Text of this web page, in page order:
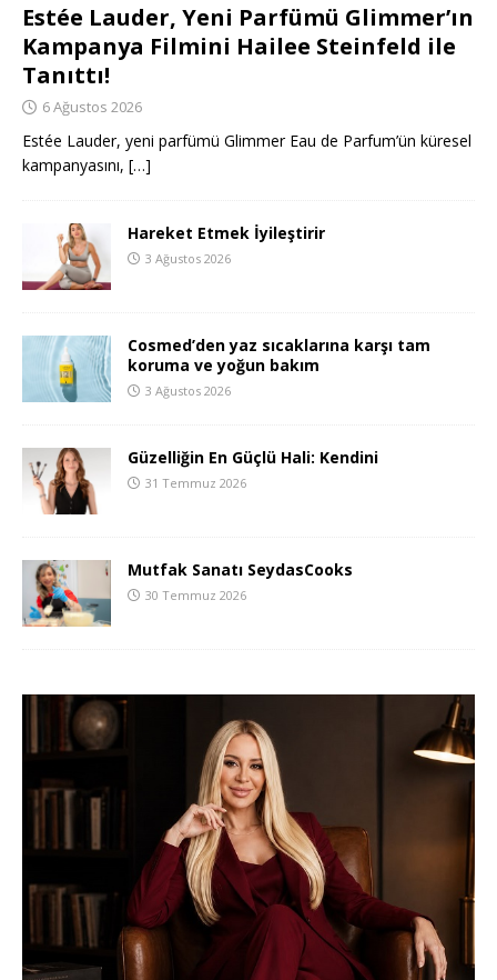
Estée Lauder, Yeni Parfümü Glimmer’ın
Kampanya Filmini Hailee Steinfeld ile
Tanıttı!
6 Ağustos 2026
Estée Lauder, yeni parfümü Glimmer Eau de Parfum’ün küresel
kampanyasını, […]
Hareket Etmek İyileştirir
3 Ağustos 2026
Cosmed’den yaz sıcaklarına karşı tam
koruma ve yoğun bakım
3 Ağustos 2026
Güzelliğin En Güçlü Hali: Kendini
31 Temmuz 2026
Mutfak Sanatı SeydasCooks
30 Temmuz 2026